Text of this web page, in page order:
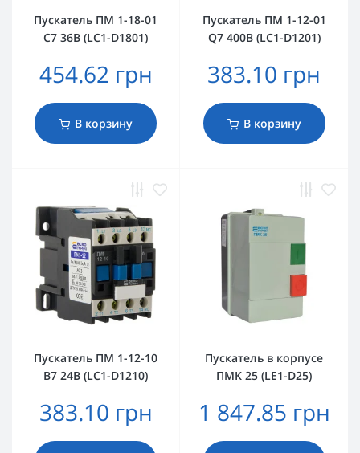
Пускатель ПМ 1-18-01
C7 36B (LC1-D1801)
454.62 грн
В корзину
Пускатель ПМ 1-12-01
Q7 400B (LC1-D1201)
383.10 грн
В корзину
Пускатель ПМ 1-12-10
B7 24B (LC1-D1210)
383.10 грн
Пускатель в корпусе
ПМК 25 (LE1-D25)
1 847.85 грн